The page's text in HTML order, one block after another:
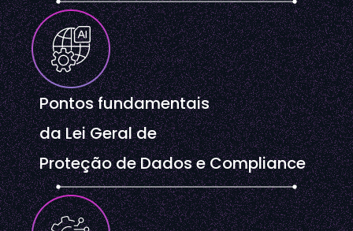
Pontos fundamentais
da Lei Geral de
Proteção de Dados e Compliance